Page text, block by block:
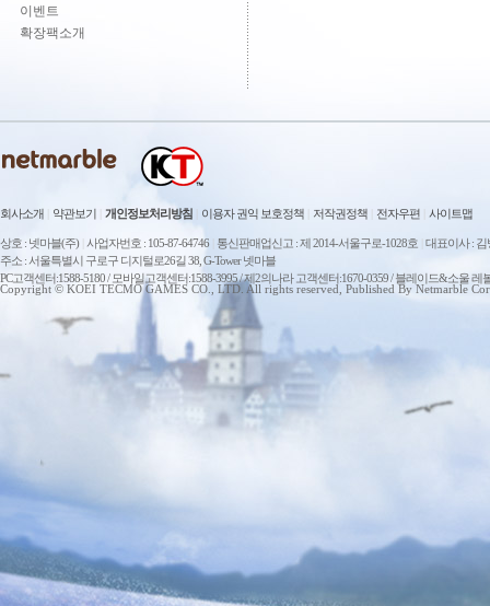
이벤트
확장팩소개
회사소개 약관보기 개인정보처리방침 이용자 권익 보호정책 저작권정책 전자우편 사이트맵
상호 : 넷마블(주) 사업자번호 : 105-87-64746 통신판매업신고 : 제 2014-서울구로-1028호 대표이사 : 김
주소 : 서울특별시 구로구 디지털로26길 38, G-Tower 넷마블
PC고객센터:1588-5180 / 모바일고객센터:1588-3995 / 제2의나라 고객센터:1670-0359 / 블레이드&소울
Copyright © KOEI TECMO GAMES CO., LTD. All rights reserved, Published By Netmarble